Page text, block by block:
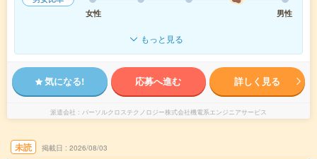
女性
男性
もっと見る
気になる! 応募へ進む 詳しく見る
派遣会社 パーソルクロステクノロジー株式会社機電系エンジニアサービス
未読 掲載日 2026/08/03